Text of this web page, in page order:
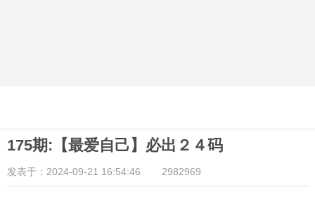
175期:【最爱自己】必出２４码
发表于：2024-09-21 16:54:46 2982969